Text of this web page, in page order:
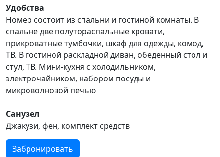
Удобства
Номер состоит из спальни и гостиной комнаты. В
спальне две полутораспальные кровати,
прикроватные тумбочки, шкаф для одежды, комод,
ТВ. В гостиной раскладной диван, обеденный стол и
стул, ТВ. Мини-кухня с холодильником,
электрочайником, набором посуды и
микроволновой печью
Санузел
Джакузи, фен, комплект средств
Забронировать